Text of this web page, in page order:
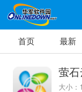
首页 最新
萤石
大小：